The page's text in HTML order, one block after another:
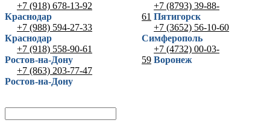
+7 (918) 678-13-92
Краснодар
+7 (988) 594-27-33
Краснодар
+7 (918) 558-90-61
Ростов-на-Дону
+7 (863) 203-77-47
Ростов-на-Дону
+7 (8793) 39-88-
61 Пятигорск
+7 (3652) 56-10-60
Симферополь
+7 (4732) 00-03-
59 Воронеж